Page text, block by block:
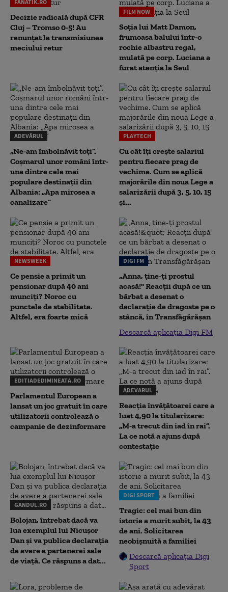
FANATIK.RO
Decizie radicală după CFR
Cluj – Tromso 0-5! Au
renunțat la transmisiunea
meciului retur
FILM NOW
Soția lui Matt Damon,
frumoasa balului într-o
rochie albastru regal,
mulată pe corp. Luciana a
furat atenția la Seul
ADEVĂRUL
„Ne-am îmbolnăvit toți”.
Coșmarul unor români într-
una dintre cele mai
populare destinații din
Albania: „Apa mirosea a
canalizare”
PLAYTECH
Cu cât îți crește salariul
pentru fiecare prag de
vechime. Cum se aplică
majorările din noua Lege a
salarizării după 3, 5, 10, 15
și...
NEWSWEEK
Ce pensie a primit un
pensionar după 40 ani
munciți? Noroc cu
punctele de stabilitate.
Altfel, era foarte mică
DIGI FM
„Anna, ţine-ţi prostul
acasă!" Reacţii după ce un
bărbat a desenat o
declaraţie de dragoste pe o
stâncă, în Transfăgărăşan
Descarcă aplicația Digi FM
EDITIADEDIMINEATA.RO
Parlamentul European a
lansat un joc gratuit în care
utilizatorii controlează o
campanie de dezinformare
ADEVARUL
Reacția învățătoarei care a
luat 4,90 la titularizare:
„M-a trecut din iad în rai”.
La ce notă a ajuns după
contestație
GANDUL.RO
Bolojan, întrebat dacă va
lua exemplul lui Nicușor
Dan și va publica declarația
de avere a partenerei sale
de viață. Ce răspuns a dat...
DIGI SPORT
Tragic: cel mai bun din
istorie a murit subit, la 43
de ani. Solicitarea
neobișnuită a familiei
Descarcă aplicația Digi
Sport